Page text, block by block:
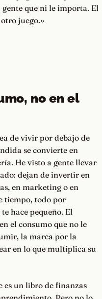
que ni le importa. El
juego.»
no en el
de vivir por debajo de
se convierte en
He visto a gente llevar
dejan de invertir en
en marketing o en
tiempo, todo por
hace pequeño. El
el consumo que no le
la marca por la
en lo que multiplica su
es un libro de finanzas